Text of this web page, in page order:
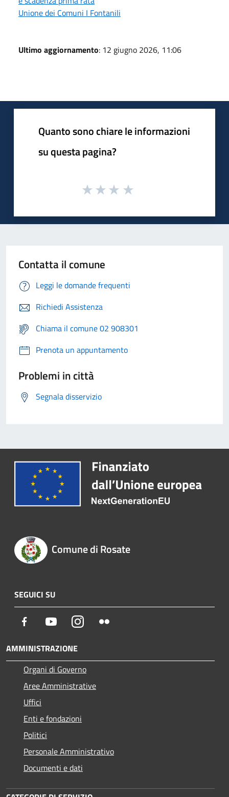
Unione dei Comuni I Fontanili
Ultimo aggiornamento: 12 giugno 2026, 11:06
Quanto sono chiare le informazioni
su questa pagina?
Contatta il comune
Leggi le domande frequenti
Richiedi Assistenza
Chiama il comune 02 908301
Prenota un appuntamento
Problemi in città
Segnala disservizio
Comune di Rosate
SEGUICI SU
Facebook YoutubeInstagram
AMMINISTRAZIONE
Organi di Governo
Aree Amministrative
Uffici
Enti e fondazioni
Politici
Personale Amministrativo
Documenti e dati